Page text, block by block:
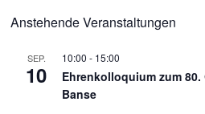
Anstehende Veranstaltungen
SEP.
10
10:00 - 15:00
Ehrenkolloquium zum
Banse